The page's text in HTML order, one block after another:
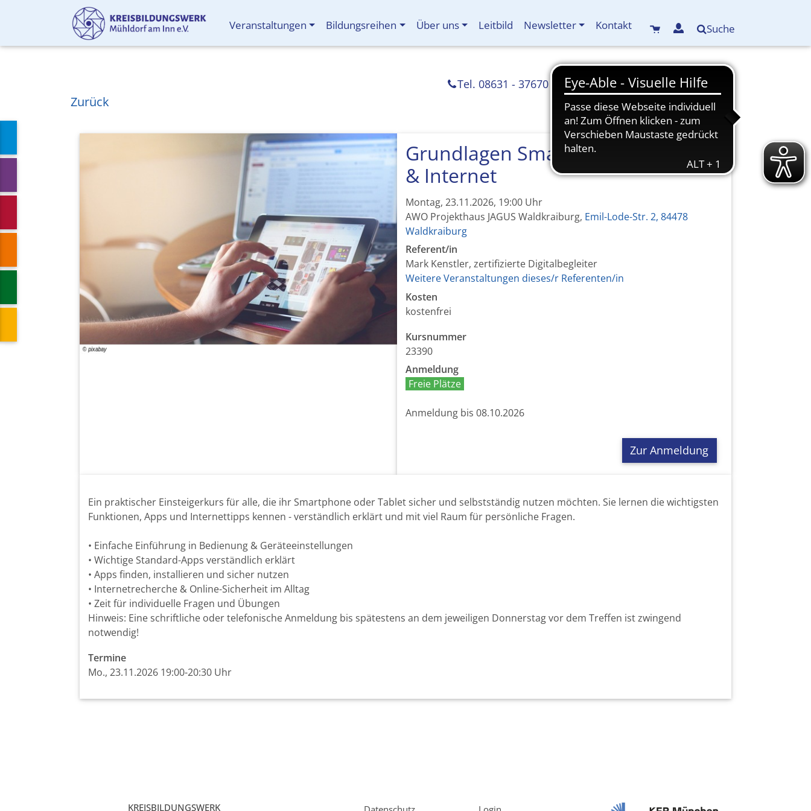
Veranstaltungen Bildungsreihen Über uns Leitbild Newsletter Kontakt Suche
info(at)kreisbildungswerk-mdf.de
Tel. 08631 - 37670
Zurück
273. von 386 Veranstaltungen >
Grundlagen Smartphone, Tablet
& Internet
Montag, 23.11.2026, 19:00 Uhr
AWO Projekthaus JAGUS Waldkraiburg, Emil-Lode-Str. 2, 84478
Waldkraiburg
Referent/in
Mark Kenstler, zertifizierte Digitalbegleiter
Weitere Veranstaltungen dieses/r Referenten/in
Kosten
kostenfrei
Kursnummer
23390
Anmeldung
Freie Plätze
Anmeldung bis 08.10.2026
Zur Anmeldung
Ein praktischer Einsteigerkurs für alle, die ihr Smartphone oder Tablet sicher und selbstständig nutzen möchten. Sie lernen die wichtigsten
Funktionen, Apps und Internettipps kennen - verständlich erklärt und mit viel Raum für persönliche Fragen.
• Einfache Einführung in Bedienung & Geräteeinstellungen
• Wichtige Standard-Apps verständlich erklärt
• Apps finden, installieren und sicher nutzen
• Internetrecherche & Online-Sicherheit im Alltag
• Zeit für individuelle Fragen und Übungen
Hinweis: Eine schriftliche oder telefonische Anmeldung bis spätestens an dem jeweiligen Donnerstag vor dem Treffen ist zwingend
notwendig!
Termine
Mo., 23.11.2026 19:00-20:30 Uhr
KREISBILDUNGSWERK